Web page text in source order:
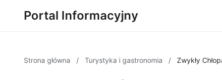
Portal Informacyjny
Strona główna / Turystyka i gastronomia / Zwykły